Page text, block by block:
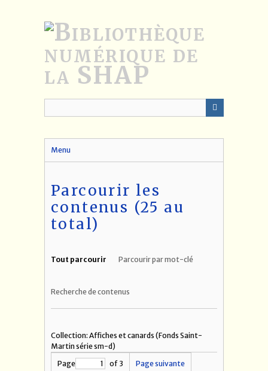
Menu
Parcourir les
contenus (25 au
total)
Tout parcourir Parcourir par mot-clé
Recherche de contenus
Collection: Affiches et canards (Fonds Saint-
Martin série sm-d)
Page
of 3 Page suivante